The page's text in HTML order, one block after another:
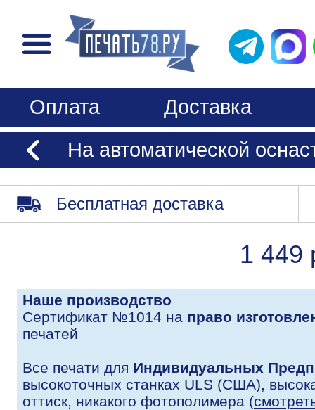
Оплата
Доставка
На автоматической
Бесплатная доставка
1 449
Наше производство
Сертификат №1014 на право
печатей
Все печати для Индивидуальных
высокоточных станках ULS (США),
оттиск, никакого фотополимера (